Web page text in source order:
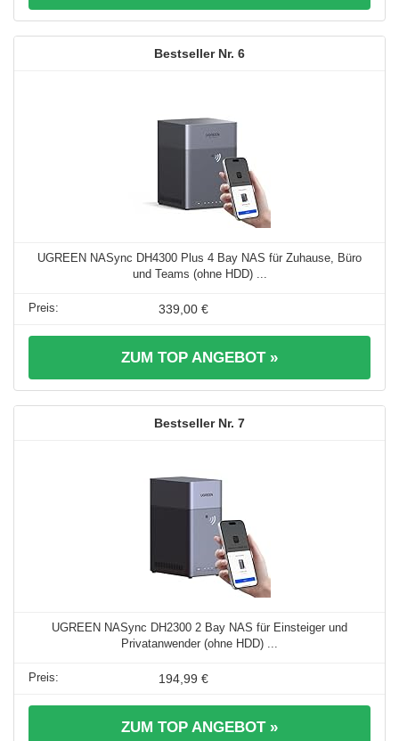
6
UGREEN NASync DH4300 Plus 4 Bay NAS für Zuhause, Büro
und Teams (ohne HDD) ...
339,00 €
ZUM TOP ANGEBOT »
7
UGREEN NASync DH2300 2 Bay NAS für Einsteiger und
Privatanwender (ohne HDD) ...
194,99 €
ZUM TOP ANGEBOT »